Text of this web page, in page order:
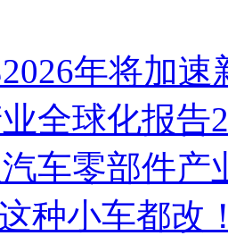
年将加速
全球化报告
车零部件产
种小车都改